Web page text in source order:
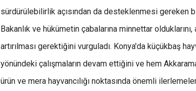
sürdürülebilirlik açısından da desteklenmesi gereken
Bakanlık ve hükümetin çabalarına minnettar
artırılması gerektiğini vurguladı. Konya'da küçükbaş
yönündeki çalışmaların devam ettiğini ve hem
ürün ve mera hayvancılığı noktasında önemli